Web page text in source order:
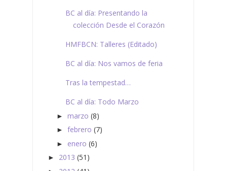
BC al día: Presentando la
colección Desde el Corazón
HMFBCN: Talleres (Editado)
BC al día: Nos vamos de feria
Tras la tempestad…
BC al día: Todo Marzo
► marzo (8)
► febrero (7)
► enero (6)
► 2013 (51)